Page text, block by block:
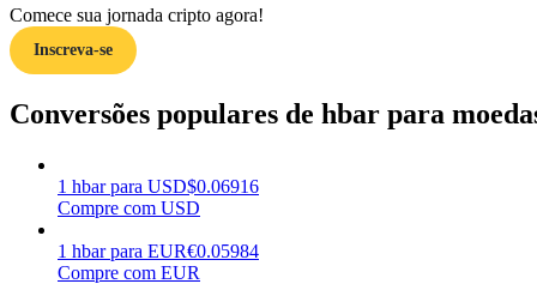
Guia
Comece sua jornada cripto agora!
Inscreva-se
Conversões populares de hbar para
1 hbar para USD$0.06916
Compre com USD
1 hbar para EUR€0.05984
Compre com EUR